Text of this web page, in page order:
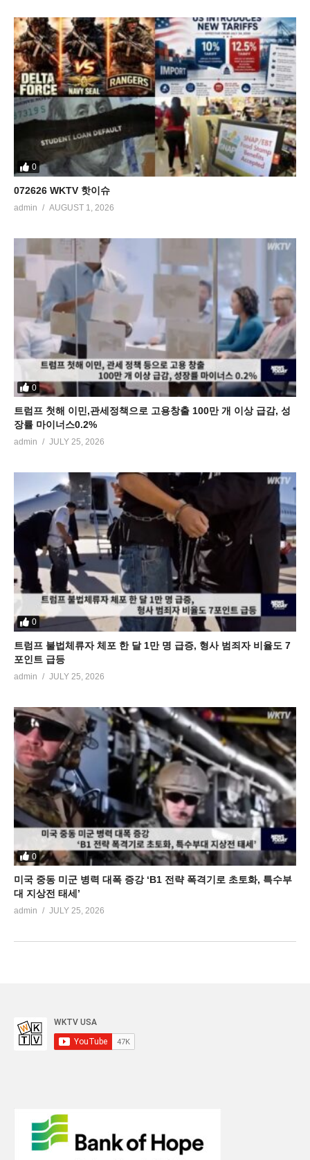
0
072626 WKTV 핫이슈
admin AUGUST 1, 2026
0
트럼프 첫해 이민,관세정책으로 고용창출 100만 개 이상 급감, 성
장률 마이너스0.2%
admin JULY 25, 2026
0
트럼프 불법체류자 체포 한 달 1만 명 급증, 형사 범죄자 비율도 7
포인트 급등
admin JULY 25, 2026
0
미국 중동 미군 병력 대폭 증강 ‘B1 전략 폭격기로 초토화, 특수부
대 지상전 태세’
admin JULY 25, 2026